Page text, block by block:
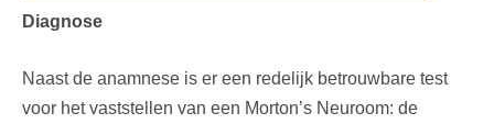
Diagnose
Naast de anamnese is er een redelijk betrouwbare test
voor het vaststellen van een Morton’s Neuroom: de